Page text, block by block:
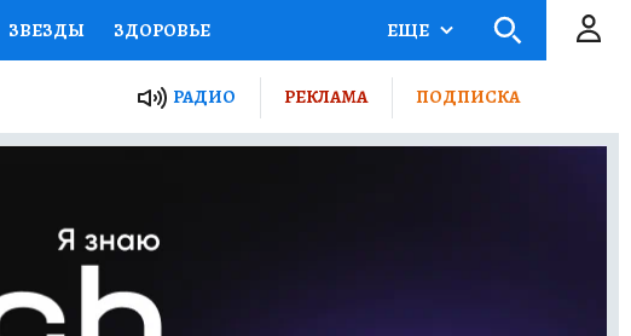
ЗВЕЗДЫ ЗДОРОВЬЕ
ПРОЕКТЫ РОССИИ
СЕКРЕТЫ ПУТЕВОДИТЕЛЬ
ГИД ПОТРЕБИТЕЛЯ
ЕЩЕ
РАДИО РЕКЛАМА ПОДПИСКА